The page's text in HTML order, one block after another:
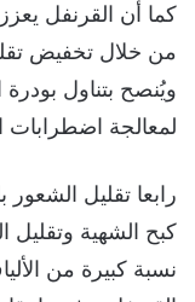
كما أن القرنفل
من خلال تخفيض
ويُنصح بتناول
لمعالجة اضطرابات
رابعا تقليل
كبح الشهية وتقليل
نسبة كبيرة من